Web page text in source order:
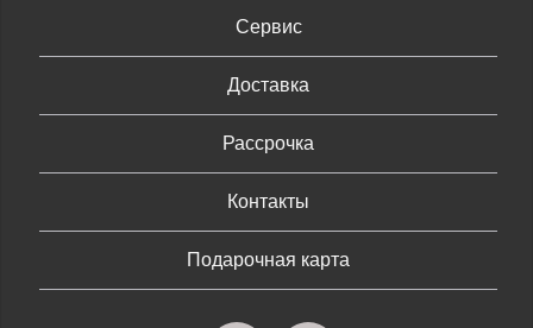
Сервис
Доставка
Рассрочка
Контакты
Подарочная карта